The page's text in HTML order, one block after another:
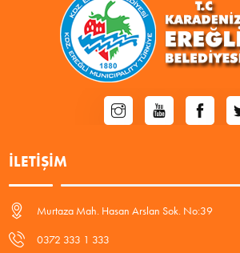
İLETIŞIM
Murtaza Mah. Hasan Arslan Sok. No:39
0372 333 1 333